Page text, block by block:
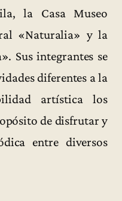
la Casa Museo
«Naturalia» y la
Sus integrantes se
diferentes a la
artística los
de disfrutar y
entre diversos